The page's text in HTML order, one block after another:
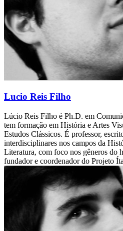
Lucio Reis Filho
Lúcio Reis Filho é Ph.D. em
tem formação em História e Artes
Estudos Clássicos. É professor,
interdisciplinares nos campos da
Literatura, com foco nos gêneros do
fundador e coordenador do Projeto